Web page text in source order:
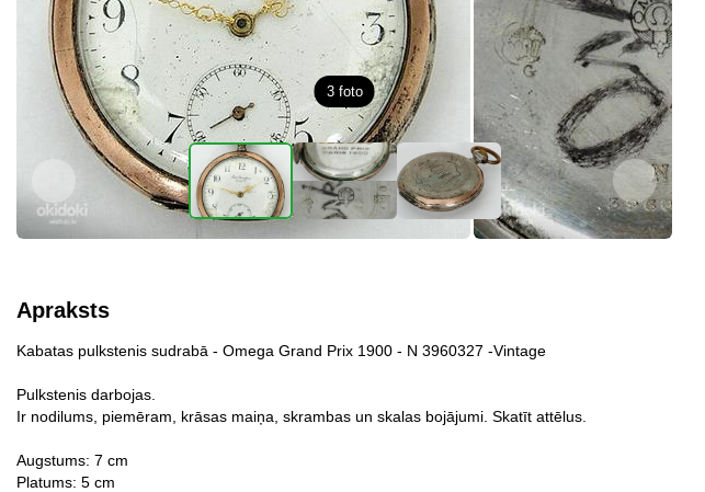
3 foto
Apraksts
Kabatas pulkstenis sudrabā - Omega Grand Prix 1900 - N 3960327 -Vintage
Pulkstenis darbojas.
Ir nodilums, piemēram, krāsas maiņa, skrambas un skalas bojājumi. Skatīt attēlus.
Augstums: 7 cm
Platums: 5 cm